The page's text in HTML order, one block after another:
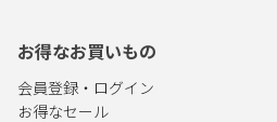
お得なお買いもの
会員登録・ログイン
お得なセール